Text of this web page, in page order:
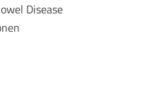
Disease